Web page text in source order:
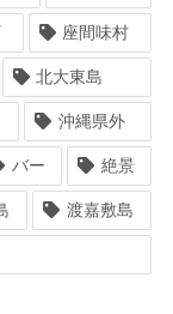
座間味村
北大東島
沖縄県外
バー 絶景
渡嘉敷島